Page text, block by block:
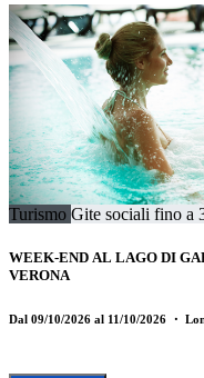
Turismo Gite sociali fino a
WEEK-END AL LAGO DI
VERONA
Dal 09/10/2026 al 11/10/2026 ・